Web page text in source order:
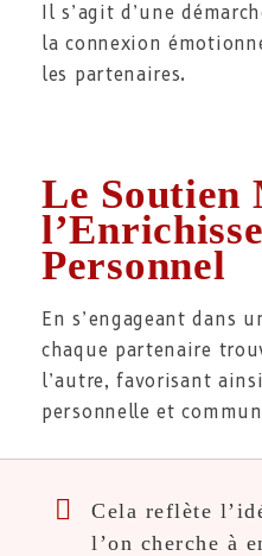
Il s’agit d’une
la connexion
les partenaires.
Le Soutien
Personnel
En s’engageant dans
chaque partenaire
l’autre, favorisant
personnelle et
Cela reflète
l’on cherche à